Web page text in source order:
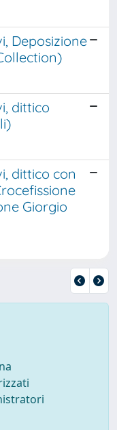
Deposizione
dittico
dittico con
Giorgio